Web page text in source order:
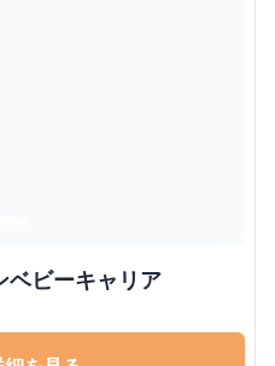
ベビーキャリア